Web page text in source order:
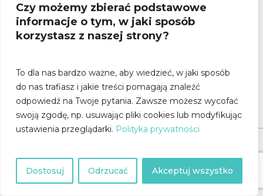
Czy możemy zbierać podstawowe
informacje o tym, w jaki sposób
korzystasz z naszej strony?
To dla nas bardzo ważne, aby wiedzieć, w jaki sposób
do nas trafiasz i jakie treści pomagają znaleźć
odpowiedź na Twoje pytania. Zawsze możesz wycofać
swoją zgodę, np. usuwając pliki cookies lub modyfikując
ustawienia przeglądarki. Polityka prywatności
Dostosuj Odrzucać Akceptuj wszystko
Poznań:
61-772 Poznań
Polityka Prywatności